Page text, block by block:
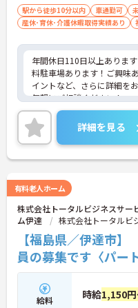
駅から徒歩10分以内 車通勤可
産休･育休･介護休暇取得実績あり
年間休日110日以上ありま
料駐車場あります！ご興味
イントなど、さらに詳細を
気軽にご相談ください！
詳細を見る
有料老人ホーム
株式会社トータルビジネスサ
ム伊達
株式会社トータルビ
【福島県／伊達市
員の募集です〈パー
給料 時給1,150